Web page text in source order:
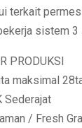
terkait
sistem
PRODUKSI
maksimal
Sederajat
/ Fresh